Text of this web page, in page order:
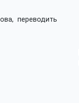
переводить